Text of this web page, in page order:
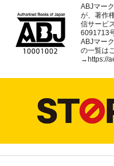
ABJマー
が、著作
信サービ
6091713
ABJマー
の一覧は
→ https://